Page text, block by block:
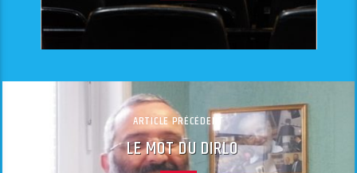
ARTICLE PRÉCÉDENT
LE MOT DU DIRLO